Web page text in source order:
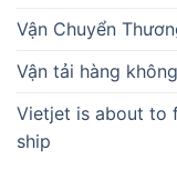
Vận Chuyển
Vận tải hàng không
Vietjet is about to
ship